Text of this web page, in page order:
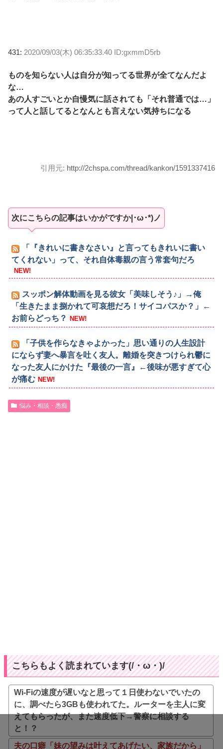
431: 2020/09/03(木) 06:35:33.40 ID:gxmmD5rb
ものを知らない人は自分が知ってる世界が全てなんだよ
な…
あの人すごいとか自慢気に話されても「それ普通では…」
って人と話してるとなんとも言えない気持ちになる
引用元: http://2chspa.com/thread/kankon/1591337416
次にこちらの記事はいかがですか|･ω･*)ノ
「『きれいに書きなさい』と言ってもきれいに書い
てくれない」って、それ自体毒親の言う常套句だろ
NEW!
スッポン解体動画を見る彼女「美味しそう♪」→俺
「生きたまま捌かれて可哀想だろ！サイコパスか？」←
お前らどっち？ NEW!
「子供を作らなきゃよかった」思い通りの人生設計
にならず妻へ暴言を吐く友人。離婚を突きつけられ鬱に
なった友人にかけた『最後の一言』←後味が悪すぎて心
が痛む NEW!
悩み・相談・愚痴
こちらもよく読まれています(/・ω・)/
Wi-Fiの速度が遅いなと思って１日使わないでいたの
に、調べたら3GBも使われてた。ルーターを主人に変
えてもらったが、また速度低下→警察に相談する
と！？
夫の口癖「妹の望みは叶えてあげたい、家族だから」